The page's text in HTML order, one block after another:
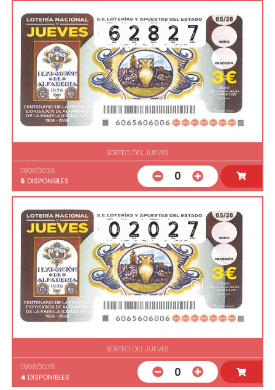
SORTEO DEL JUEVES
13/08/2026
5 DISPONIBLES 0
SORTEO DEL JUEVES
13/08/2026
4 DISPONIBLES 0